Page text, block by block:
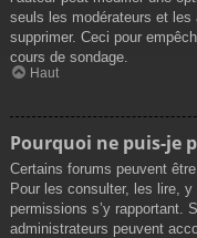
seuls les modérateurs et
supprimer. Ceci pour
cours de sondage.
Haut
Pourquoi ne puis-je
Certains forums peuvent
Pour les consulter, les lire,
permissions s’y rapportant.
administrateurs peuvent